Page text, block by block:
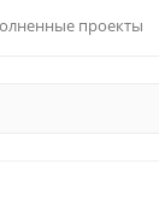
проекты